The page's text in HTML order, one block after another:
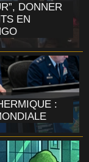
DONNER
EN
: